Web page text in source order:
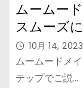
ムームー
スムーズ
10月 14, 2023
ムームードメ
テップでご説…